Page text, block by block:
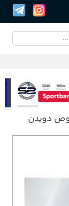
دویدن